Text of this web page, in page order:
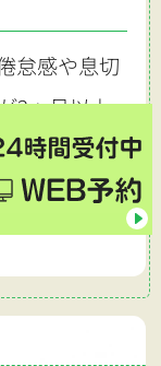
怠感や息切
2ヵ月以上
ます。長引
ご相談くだ